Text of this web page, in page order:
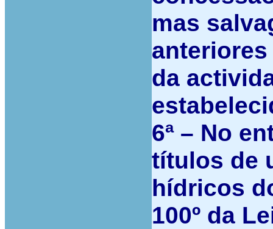
mas
da
6ª – No
títulos de
hídricos
100º da